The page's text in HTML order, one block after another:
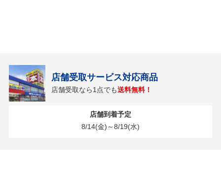
店舗受取サービス対応商品
店舗受取なら1点でも送料無料！
店舗到着予定
8/14(金)～8/19(水)